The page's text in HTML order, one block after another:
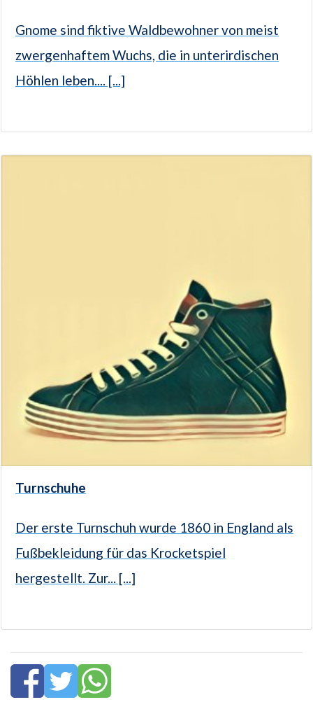
Gnome sind fiktive Waldbewohner von meist
zwergenhaftem Wuchs, die in unterirdischen
Höhlen leben.... [...]
Turnschuhe
Der erste Turnschuh wurde 1860 in England als
Fußbekleidung für das Krocketspiel
hergestellt. Zur... [...]